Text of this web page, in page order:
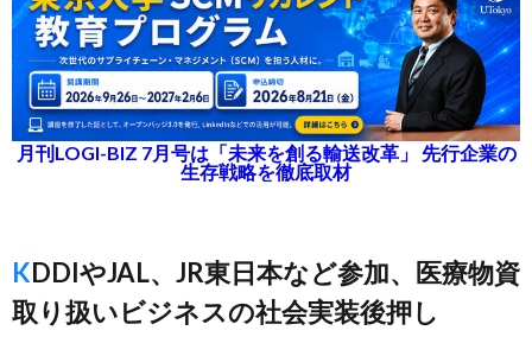
月刊LOGI-BIZ 7月号は「未来を創る輸送改革」 先行企業の
生存戦略を徹底取材
KDDIやJAL、JR東日本など参加、医療物資
取り扱いビジネスの社会実装後押し